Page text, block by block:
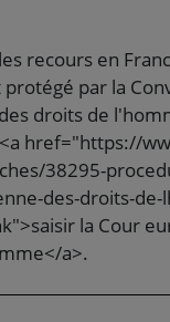
recours en
par la
droits de
href="https://
38295-
des-droits-
la Cour
a>.